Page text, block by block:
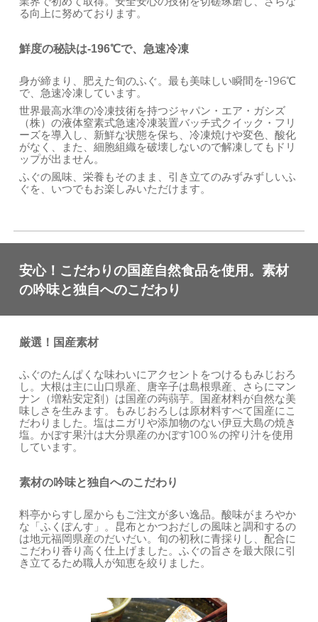
る向上に努めております。
鮮度の秘訣は-196℃で、急速冷凍
身が締まり、肥えた旬のふぐ。最も美味しい瞬間を-196℃
で、急速冷凍しています。
世界最高水準の冷凍技術を持つジャパン・エア・ガシズ
（株）の液体窒素式急速冷凍装置バッチ式クイック・フリ
ーズを導入し、新鮮な状態を保ち、冷凍焼けや変色、酸化
がなく、また、細胞組織を破壊しないので解凍してもドリ
ップが出ません。
ふぐの風味、栄養もそのまま、引き立てのみずみずしいふ
ぐを、いつでもお楽しみいただけます。
安心！こだわりの国産自然食品を使用。素材
の吟味と独自へのこだわり
厳選！国産素材
ふぐのたんぱくな味わいにアクセントをつけるもみじおろ
し。大根は主に山口県産、唐辛子は島根県産、さらにマン
ナン（増粘安定剤）は国産の蒟蒻芋。国産材料が自然な美
味しさを生みます。もみじおろしは原材料すべて国産にこ
だわりました。塩はニガリや添加物のない伊豆大島の焼き
塩。かぼす果汁は大分県産のかぼす100％の搾り汁を使用
しています。
素材の吟味と独自へのこだわり
料亭からすし屋からもご注文が多い逸品。酸味がまろやか
な「ふくぽんす」。昆布とかつおだしの風味と調和するの
は地元福岡県産のだいだい。旬の初秋に青採りし、配合に
こだわり香り高く仕上げました。ふぐの旨さを最大限に引
き立てるため職人が知恵を絞りました。